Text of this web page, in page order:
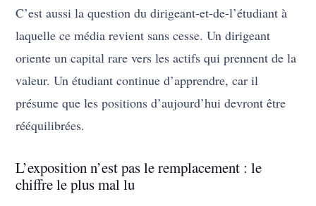
C’est aussi la question du dirigeant-et-de-l’étudiant à
laquelle ce média revient sans cesse. Un dirigeant
oriente un capital rare vers les actifs qui prennent de la
valeur. Un étudiant continue d’apprendre, car il
présume que les positions d’aujourd’hui devront être
rééquilibrées.
L’exposition n’est pas le remplacement : le
chiffre le plus mal lu